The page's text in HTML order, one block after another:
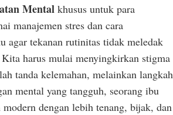
Mental khusus untuk para
manajemen stres dan cara
agar tekanan rutinitas tidak meledak
harus mulai menyingkirkan stigma
tanda kelemahan, melainkan langkah
mental yang tangguh, seorang ibu
dengan lebih tenang, bijak, dan